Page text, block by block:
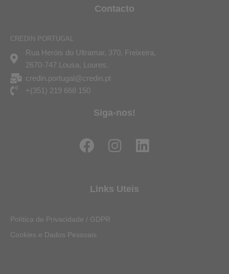
Contacto
CREDIN PORTUGAL
Rua Heróis do Ultramar, 370, Freixeira,
2670-747 Lousa, Loures.
credin.portugal@credin.pt
+(351) 219 668 150
Siga-nos!
F
a
e
o
o
I
n
t
L
i
Links Uteis
Política de Privacidade / GDPR
Cookies e Dados Pessoais